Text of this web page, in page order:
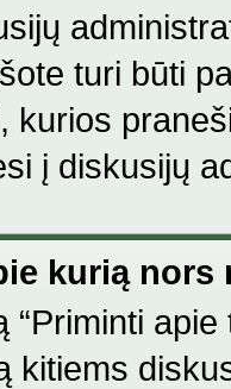
turi būti
kurios
į diskusijų
kurią nors
“Priminti
kitiems